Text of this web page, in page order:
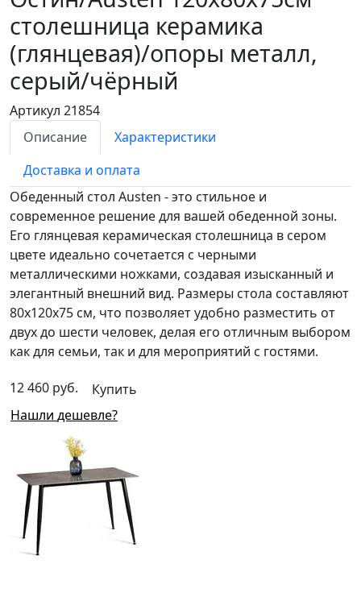
столешница керамика
(глянцевая)/опоры металл,
серый/чёрный
Артикул 21854
Описание
Характеристики
Доставка и оплата
Обеденный стол Austen - это стильное и
современное решение для вашей обеденной зоны.
Его глянцевая керамическая столешница в сером
цвете идеально сочетается с черными
металлическими ножками, создавая изысканный и
элегантный внешний вид. Размеры стола составляют
80х120х75 см, что позволяет удобно разместить от
двух до шести человек, делая его отличным выбором
как для семьи, так и для мероприятий с гостями.
12 460 руб.
Купить
Нашли дешевле?